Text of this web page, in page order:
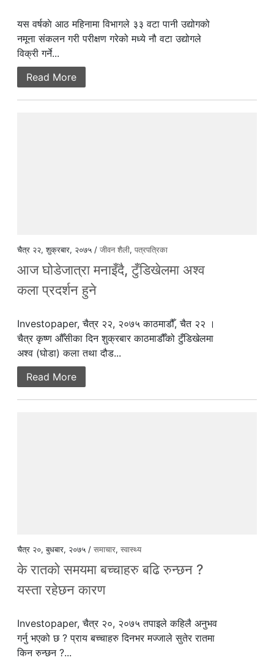
यस वर्षकाे आठ महिनामा विभागले ३३ वटा पानी उद्योगको
नमूना संकलन गरी परीक्षण गरेको मध्ये नौ वटा उद्योगले
विक्री गर्ने...
Read More
चैत्र २२, शुक्रबार, २०७५ /जीवन शैली,पत्रपत्रिका
आज घोडेजात्रा मनाइँदै, टुँडिखेलमा अश्व
कला प्रदर्शन हुने
Investopaper, चैत्र २२, २०७५ काठमाडौँ, चैत २२ ।
चैत्र कृष्ण औँसीका दिन शुक्रबार काठमाडौँको टुँडिखेलमा
अश्व (घोडा) कला तथा दौड...
Read More
चैत्र २०, बुधबार, २०७५ /समाचार,स्वास्थ्य
के रातकाे समयमा बच्चाहरु बढि रुन्छन ?
यस्ता रहेछन कारण
Investopaper, चैत्र २०, २०७५ तपाइले कहिलै अनुभव
गर्नु भएको छ ? प्राय बच्चाहरु दिनभर मज्जाले सुतेर रातमा
किन रुन्छन ?...